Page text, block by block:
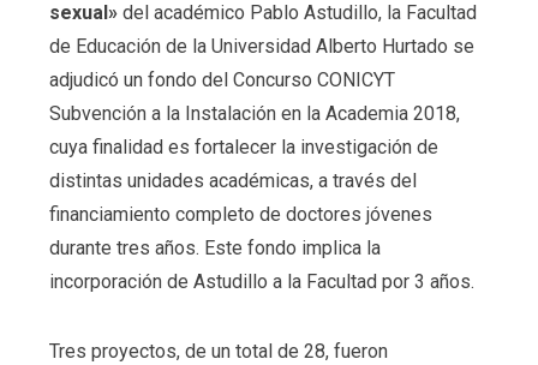
sexual»del académico Pablo Astudillo, la Facultad
de Educación de la Universidad Alberto Hurtado se
adjudicó un fondo del Concurso CONICYT
Subvención a la Instalación en la Academia 2018,
cuya finalidad es fortalecer la investigación de
distintas unidades académicas, a través del
financiamiento completo de doctores jóvenes
durante tres años. Este fondo implica la
incorporación de Astudillo a la Facultad por 3 años.
Tres proyectos, de un total de 28, fueron